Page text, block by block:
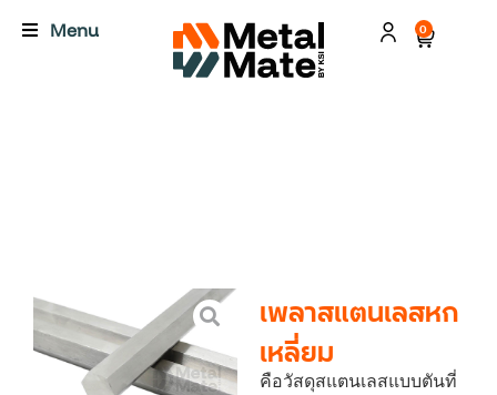
Menu 0
เพลาสแตนเลสหก
เหลี่ยม
คือวัสดุสแตนเลสแบบตันที่